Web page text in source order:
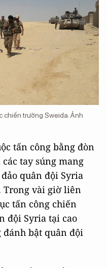
chiến trường Sweida. Ảnh
tấn công bằng đòn
tay súng mang
quân đội Syria
Trong vài giờ liên
tấn công chiến
đội Syria tại cao
đánh bật quân đội